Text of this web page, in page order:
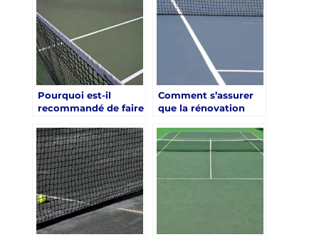
à la réduction des
coûts d’entretien ?
à la réduction des
coûts d’entretien ?
Pourquoi est-il
recommandé de faire
pour la rénovation
d’un terrain de tennis
en béton poreux à
Paris ?
Comment s’assurer
que la rénovation
en béton poreux à
Paris respecte les
normes en vigueur ?